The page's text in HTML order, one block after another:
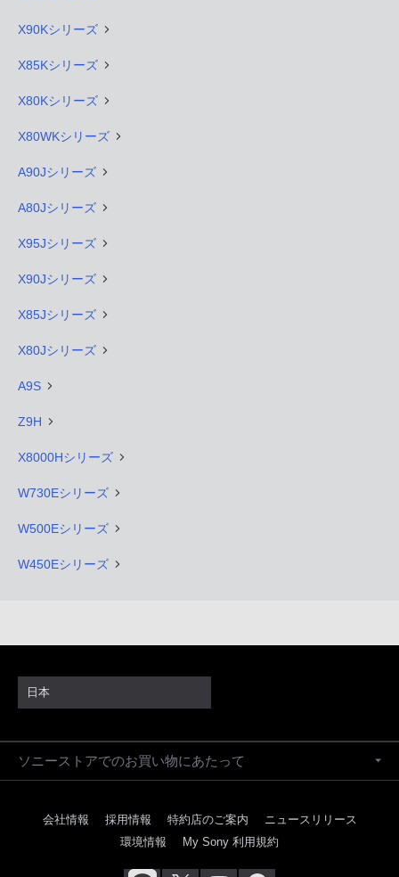
X90Kシリーズ
X85Kシリーズ
X80Kシリーズ
X80WKシリーズ
A90Jシリーズ
A80Jシリーズ
X95Jシリーズ
X90Jシリーズ
X85Jシリーズ
X80Jシリーズ
A9S
Z9H
X8000Hシリーズ
W730Eシリーズ
W500Eシリーズ
W450Eシリーズ
日本
ソニーストアでのお買い物にあたって
会社情報 採用情報 特約店のご案内
ニュースリリース
環境情報
My Sony 利用規約